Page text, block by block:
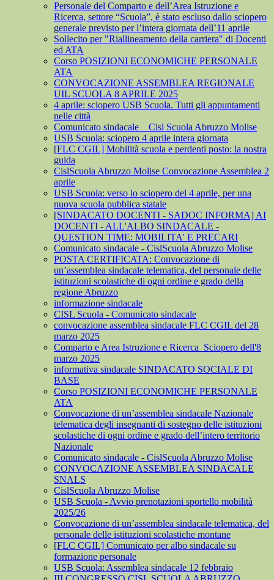
Personale del Comparto e dell’Area Istruzione e
Ricerca, settore “Scuola”, è stato escluso dallo sciopero
generale previsto per l’intera giornata dell’11 aprile
Sollecito per "Riallineamento della carriera" di Docenti
ed ATA
Corso POSIZIONI ECONOMICHE PERSONALE
ATA
CONVOCAZIONE ASSEMBLEA REGIONALE
UIL SCUOLA 8 APRILE 2025
4 aprile: sciopero USB Scuola. Tutti gli appuntamenti
nelle città
Comunicato sindacale _ Cisl Scuola Abruzzo Molise
USB Scuola: sciopero 4 aprile intera giornata
[FLC CGIL] Mobilità scuola e perdenti posto: la nostra
guida
CislScuola Abruzzo Molise Convocazione Assemblea 2
aprile
USB Scuola: verso lo sciopero del 4 aprile, per una
nuova scuola pubblica statale
[SINDACATO DOCENTI - SADOC INFORMA] AI
DOCENTI - ALL'ALBO SINDACALE -
QUESTION TIME: MOBILITA' E PRECARI
Comunicato sindacale - CislScuola Abruzzo Molise
POSTA CERTIFICATA: Convocazione di
un’assemblea sindacale telematica, del personale delle
istituzioni scolastiche di ogni ordine e grado della
regione Abruzzo
informazione sindacale
CISL Scuola - Comunicato sindacale
convocazione assemblea sindacale FLC CGIL del 28
marzo 2025
Comparto e Area Istruzione e Ricerca_Sciopero dell'8
marzo 2025
informativa sindacale SINDACATO SOCIALE DI
BASE
Corso POSIZIONI ECONOMICHE PERSONALE
ATA
Convocazione di un’assemblea sindacale Nazionale
telematica degli insegnanti di sostegno delle istituzioni
scolastiche di ogni ordine e grado dell’intero territorio
Nazionale
Comunicato sindacale - CislScuola Abruzzo Molise
CONVOCAZIONE ASSEMBLEA SINDACALE
SNALS
CislScuola Abruzzo Molise
USB Scuola - Avvio prenotazioni sportello mobilità
2025/26
Convocazione di un’assemblea sindacale telematica, del
personale delle istituzioni scolastiche montane
[FLC CGIL] Comunicato per albo sindacale su
formazione personale
USB Scuola: Assemblea sindacale 12 febbraio